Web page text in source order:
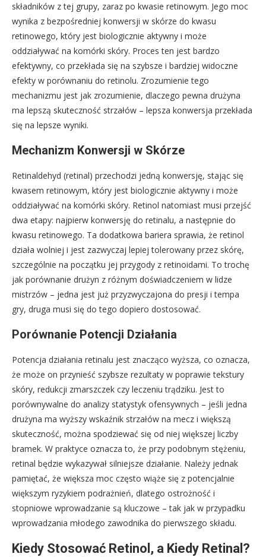
składników z tej grupy, zaraz po kwasie retinowym. Jego moc
wynika z bezpośredniej konwersji w skórze do kwasu
retinowego, który jest biologicznie aktywny i może
oddziaływać na komórki skóry. Proces ten jest bardzo
efektywny, co przekłada się na szybsze i bardziej widoczne
efekty w porównaniu do retinolu. Zrozumienie tego
mechanizmu jest jak zrozumienie, dlaczego pewna drużyna
ma lepszą skuteczność strzałów – lepsza konwersja przekłada
się na lepsze wyniki.
Mechanizm Konwersji w Skórze
Retinaldehyd (retinal) przechodzi jedną konwersję, stając się
kwasem retinowym, który jest biologicznie aktywny i może
oddziaływać na komórki skóry. Retinol natomiast musi przejść
dwa etapy: najpierw konwersję do retinalu, a następnie do
kwasu retinowego. Ta dodatkowa bariera sprawia, że retinol
działa wolniej i jest zazwyczaj lepiej tolerowany przez skórę,
szczególnie na początku jej przygody z retinoidami. To trochę
jak porównanie drużyn z różnym doświadczeniem w lidze
mistrzów – jedna jest już przyzwyczajona do presji i tempa
gry, druga musi się do tego dopiero dostosować.
Porównanie Potencji Działania
Potencja działania retinalu jest znacząco wyższa, co oznacza,
że może on przynieść szybsze rezultaty w poprawie tekstury
skóry, redukcji zmarszczek czy leczeniu trądziku. Jest to
porównywalne do analizy statystyk ofensywnych – jeśli jedna
drużyna ma wyższy wskaźnik strzałów na mecz i większą
skuteczność, można spodziewać się od niej większej liczby
bramek. W praktyce oznacza to, że przy podobnym stężeniu,
retinal będzie wykazywał silniejsze działanie. Należy jednak
pamiętać, że większa moc często wiąże się z potencjalnie
większym ryzykiem podrażnień, dlatego ostrożność i
stopniowe wprowadzanie są kluczowe – tak jak w przypadku
wprowadzania młodego zawodnika do pierwszego składu.
Kiedy Stosować Retinol, a Kiedy Retinal?